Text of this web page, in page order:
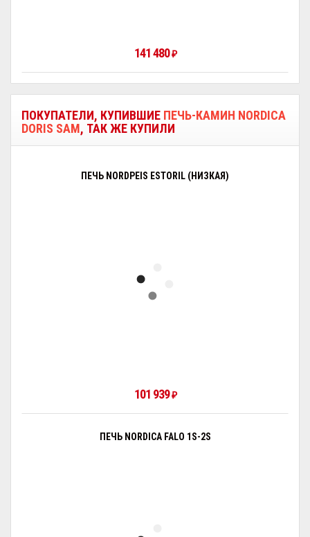
141 480₽
ПОКУПАТЕЛИ, КУПИВШИЕ ПЕЧЬ-КАМИН NORDICA
DORIS SAM, ТАК ЖЕ КУПИЛИ
ПЕЧЬ NORDPEIS ESTORIL (НИЗКАЯ)
101 939₽
ПЕЧЬ NORDICA FALO 1S-2S